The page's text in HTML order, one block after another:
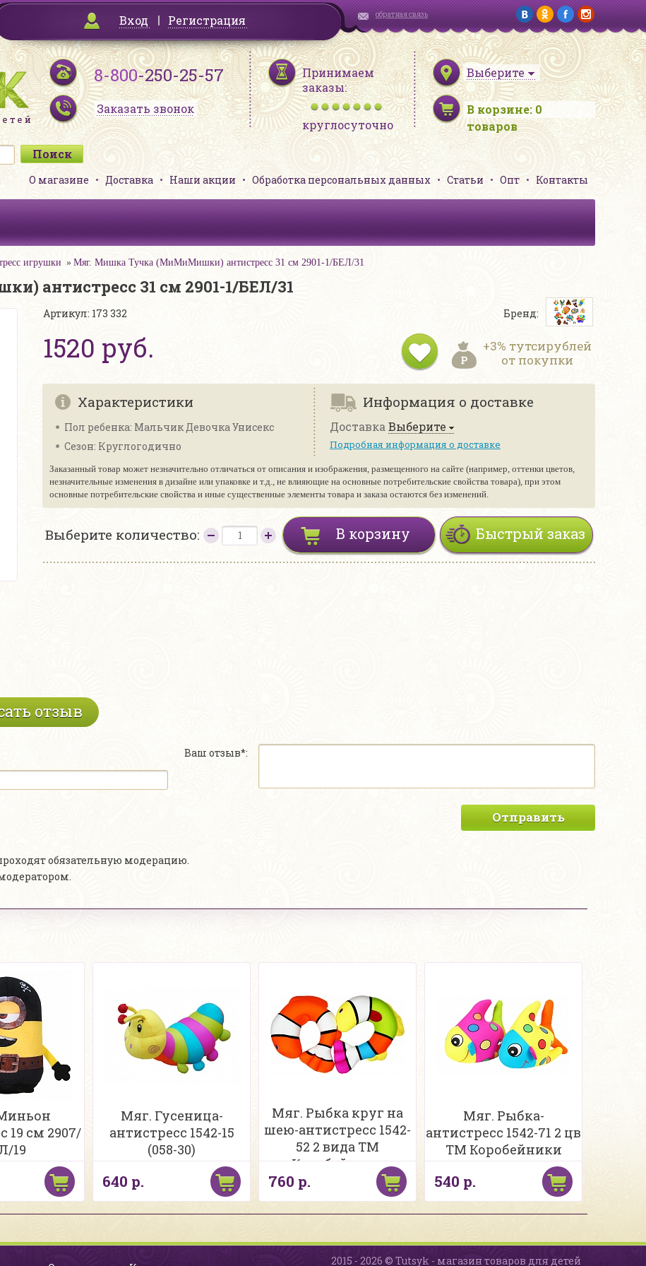
Вход Регистрация обратная связь
8-800-250-25-57
Заказать звонок
Принимаем
заказы:
круглосуточно
Выберите
В корзине: 0
товаров
О магазине Доставка Наши акции Обработка персональных данных Статьи Опт Контакты
игрушки Мяг. Мишка Тучка (МиМиМишки) антистресс 31 см 2901-1/БЕЛ/31
антистресс 31 см 2901-1/БЕЛ/31
Артикул: 173 332
1520 руб.
Бренд:
+3% тутсирублей
от покупки
Характеристики
Пол ребенка: Мальчик Девочка Унисекс
Сезон: Круглогодично
Информация о доставке
Доставка Выберите
Подробная информация о доставке
Заказанный товар может незначительно отличаться от описания и изображения, размещенного на сайте (например, оттенки цветов,
незначительные изменения в дизайне или упаковке и т.д., не влияющие на основные потребительские свойства товара), при этом
основные потребительские свойства и иные существенные элементы товара и заказа остаются без изменений.
Выберите количество: Быстрый заказ
В корзину
отзыв
Ваш отзыв*:
Отправить
обязательную модерацию.
19 см 2907/
19
Мяг. Гусеница-
антистресс 1542-15
(058-30)
640 р.
Мяг. Рыбка круг на
шею-антистресс 1542-
52 2 вида ТМ
Коробейники
760 р.
Мяг. Рыбка-
антистресс 1542-71 2 цв
ТМ Коробейники
540 р.
2015 - 2026 © Tutsyk - магазин товаров для детей